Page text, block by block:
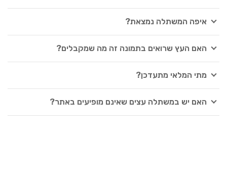
איפה המשתלה נמצאת?
האם העץ שרואים בתמונה זה מה שמקבלים?
מתי המלאי מתעדכן?
האם יש במשתלה עצים שאינם מופיעים באתר?